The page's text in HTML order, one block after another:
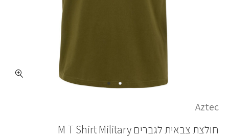
Aztec
חולצת צבאית לגבריםM T Shirt Military